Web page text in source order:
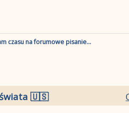
czasu na forumowe pisanie...
świata 🇺🇸